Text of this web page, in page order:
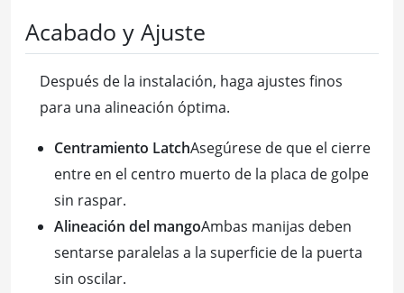
Acabado y Ajuste
Después de la instalación, haga ajustes finos
para una alineación óptima.
Centramiento LatchAsegúrese de que el cierre
entre en el centro muerto de la placa de golpe
sin raspar.
Alineación del mangoAmbas manijas deben
sentarse paralelas a la superficie de la puerta
sin oscilar.